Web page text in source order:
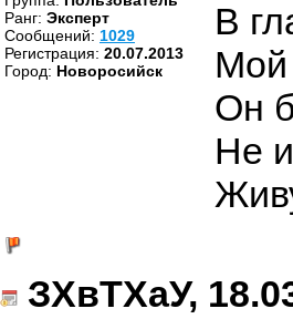
Ранг: Эксперт
Cообщений: 1029
Регистрация: 20.07.2013
Город: Новоросийск
В
Мой
Он
Не
ЗХвТХаУ,